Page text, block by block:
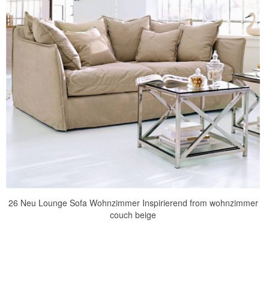
26 Neu Lounge Sofa Wohnzimmer Inspirierend from wohnzimmer
couch beige